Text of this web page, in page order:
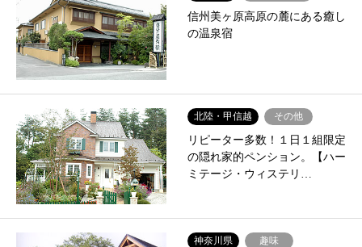
信州美ヶ原高原の麓にある癒し
の温泉宿
北陸・甲信越 その他
リピーター多数！１日１組限定
の隠れ家的ペンション。【ハー
ミテージ・ウィステリ…
神奈川県 趣味